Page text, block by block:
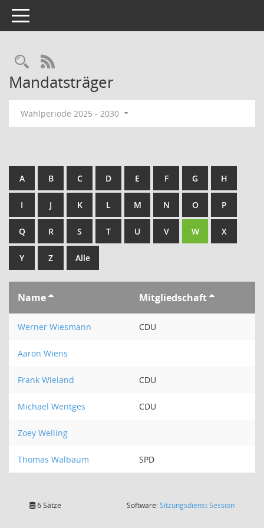
Toggle navigation
Rechercheauswahl
RSS-Feed
Mandatsträger
Wahlperiode 2025 - 2030
A B C D E F G H
I J K L M N O P
Q R S T U V W X
Y Z Alle
Name Mitgliedschaft
Werner Wiesmann CDU
Aaron Wiens
Frank Wieland CDU
Michael Wentges CDU
Zoey Welling
Thomas Walbaum SPD
6 Sätze Software:SitzungsdienstSession(Wird in